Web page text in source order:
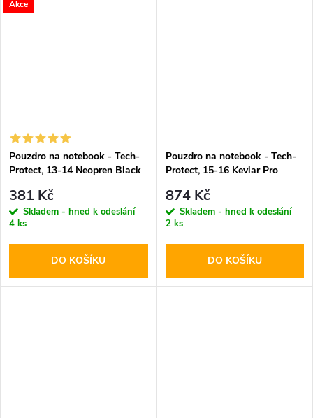
Akce
Pouzdro na notebook - Tech-
Protect, 13-14 Neopren Black
381 Kč
Skladem - hned k odeslání
4 ks
DO KOŠÍKU
Pouzdro na notebook - Tech-
Protect, 15-16 Kevlar Pro
874 Kč
Skladem - hned k odeslání
2 ks
DO KOŠÍKU